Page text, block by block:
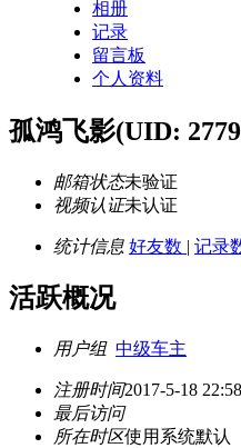
相册
记录
留言板
个人资料
孤鸿飞影(UID:
邮箱状态未验证
视频认证未认证
统计信息 好友数 | 记录
活跃概况
用户组 中级车主
注册时间2017-5-18 22:58
最后访问
所在时区使用系统默认